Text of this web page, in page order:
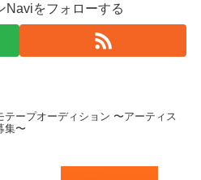
Naviをフォローする
テープオーディション 〜アーティス
集〜